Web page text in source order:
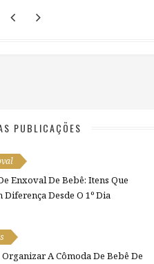
PUBLICAÇÕES
Enxoval De Bebê: Itens Que
Diferença Desde O 1º Dia
A Cômoda De Bebê De